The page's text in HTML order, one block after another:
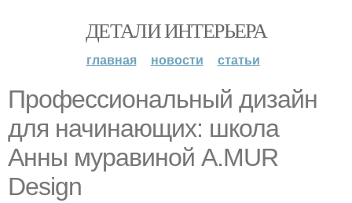
ДЕТАЛИ ИНТЕРЬЕРА
главная новости статьи
Профессиональный дизайн
для начинающих: школа
Анны муравиной A.MUR
Design